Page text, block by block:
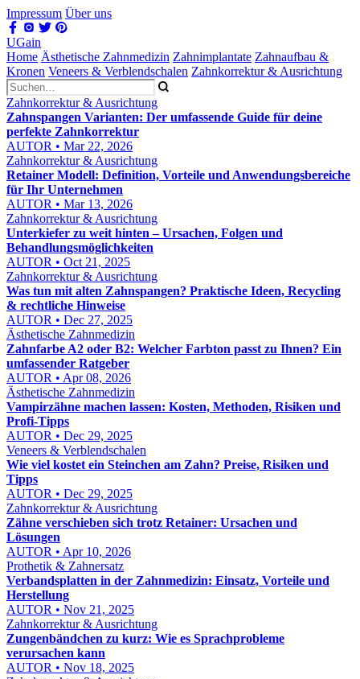
Impressum Über uns
UGain
Home Ästhetische Zahnmedizin Zahnimplantate Zahnaufbau &
Kronen Veneers & Verblendschalen Zahnkorrektur & Ausrichtung
Zahnkorrektur & Ausrichtung
Zahnspangen Varianten: Der umfassende Guide für deine
perfekte Zahnkorrektur
AUTOR • Mar 22, 2026
Zahnkorrektur & Ausrichtung
Retainer Modell: Definition, Vorteile und Anwendungsbereiche
für Ihr Unternehmen
AUTOR • Mar 13, 2026
Zahnkorrektur & Ausrichtung
Unterkiefer zu weit hinten – Ursachen, Folgen und
Behandlungsmöglichkeiten
AUTOR • Oct 21, 2025
Zahnkorrektur & Ausrichtung
Was tun mit alten Zahnspangen? Praktische Ideen, Recycling
& rechtliche Hinweise
AUTOR • Dec 27, 2025
Ästhetische Zahnmedizin
Zahnfarbe A2 oder B2: Welcher Farbton passt zu Ihnen? Ein
umfassender Ratgeber
AUTOR • Apr 08, 2026
Ästhetische Zahnmedizin
Vampirzähne machen lassen: Kosten, Methoden, Risiken und
Profi-Tipps
AUTOR • Dec 29, 2025
Veneers & Verblendschalen
Wie viel kostet ein Steinchen am Zahn? Preise, Risiken und
Tipps
AUTOR • Dec 29, 2025
Zahnkorrektur & Ausrichtung
Zähne verschieben sich trotz Retainer: Ursachen und
Lösungen
AUTOR • Apr 10, 2026
Prothetik & Zahnersatz
Verbandsplatten in der Zahnmedizin: Einsatz, Vorteile und
Herstellung
AUTOR • Nov 21, 2025
Zahnkorrektur & Ausrichtung
Zungenbändchen zu kurz: Wie es Sprachprobleme
verursachen kann
AUTOR • Nov 18, 2025